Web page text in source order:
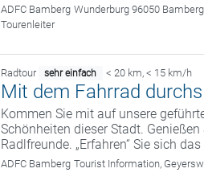
ADFC Bamberg Wunderburg 96050 Bamberg
Tourenleiter
Radtour sehr einfach < 20 km, < 15 km/h
Mit dem Fahrrad
Kommen Sie mit auf unsere
Schönheiten dieser Stadt.
Radlfreunde. „Erfahren“ Sie sich
ADFC Bamberg Tourist Information,